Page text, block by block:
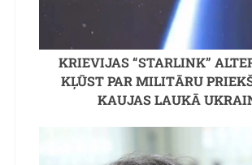
KRIEVIJAS “STARLINK”
KĻŪST PAR MILITĀRU
KAUJAS LAUKĀ